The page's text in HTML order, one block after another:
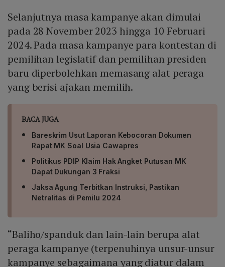
Selanjutnya masa kampanye akan dimulai
pada 28 November 2023 hingga 10 Februari
2024. Pada masa kampanye para kontestan di
pemilihan legislatif dan pemilihan presiden
baru diperbolehkan memasang alat peraga
yang berisi ajakan memilih.
BACA JUGA
Bareskrim Usut Laporan Kebocoran Dokumen
Rapat MK Soal Usia Cawapres
Politikus PDIP Klaim Hak Angket Putusan MK
Dapat Dukungan 3 Fraksi
Jaksa Agung Terbitkan Instruksi, Pastikan
Netralitas di Pemilu 2024
“Baliho/spanduk dan lain-lain berupa alat
peraga kampanye (terpenuhinya unsur-unsur
kampanye sebagaimana yang diatur dalam